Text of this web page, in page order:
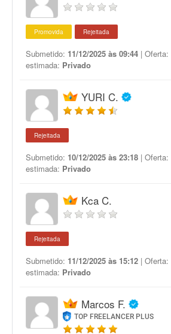
Promovida Rejeitada
Submetido: 11/12/2025 às 09:44 | Oferta:
estimada: Privado
YURI C.
Rejeitada
Submetido: 10/12/2025 às 23:18 | Oferta:
estimada: Privado
Kca C.
Rejeitada
Submetido: 11/12/2025 às 15:12 | Oferta:
estimada: Privado
Marcos F.
TOP FREELANCER PLUS